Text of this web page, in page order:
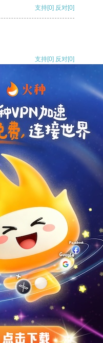
支持[0] 反对[0]
支持[0] 反对[0]
支持[0] 反对
支持
反对 [0]
支持[0] 反对[0]